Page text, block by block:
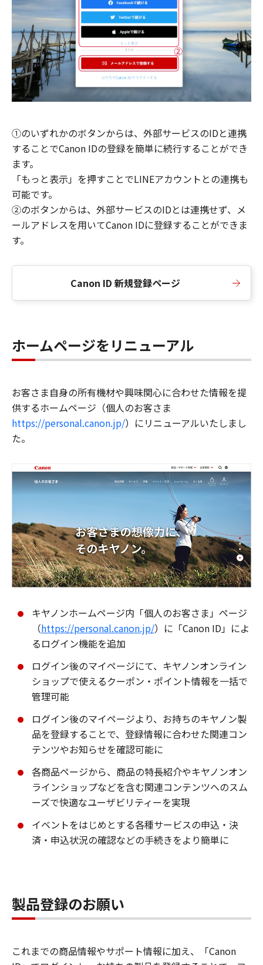
①のいずれかのボタンからは、外部サービスのIDと連携
することでCanon IDの登録を簡単に続行することができ
ます。
「もっと表示」を押すことでLINEアカウントとの連携も
可能です。
②のボタンからは、外部サービスのIDとは連携せず、メ
ールアドレスを用いてCanon IDに登録することができま
す。
Canon ID 新規登録ページ
ホームページをリニューアル
お客さま自身の所有機材や興味関心に合わせた情報を提
供するホームページ（個人のお客さま
https://personal.canon.jp/）にリニューアルいたしまし
た。
キヤノンホームページ内「個人のお客さま」ページ
（https://personal.canon.jp/）に「Canon ID」によ
るログイン機能を追加
ログイン後のマイページにて、キヤノンオンライン
ショップで使えるクーポン・ポイント情報を一括で
管理可能
ログイン後のマイページより、お持ちのキヤノン製
品を登録することで、登録情報に合わせた関連コン
テンツやお知らせを確認可能に
各商品ページから、商品の特長紹介やキヤノンオン
ラインショップなどを含む関連コンテンツへのスム
ーズで快適なユーザビリティーを実現
イベントをはじめとする各種サービスの申込・決
済・申込状況の確認などの手続きをより簡単に
製品登録のお願い
これまでの商品情報やサポート情報に加え、「Canon